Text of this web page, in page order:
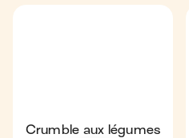
Crumble aux légumes